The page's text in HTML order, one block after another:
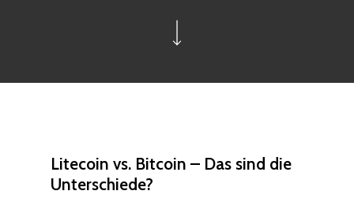
Litecoin vs. Bitcoin – Das sind die
Unterschiede?